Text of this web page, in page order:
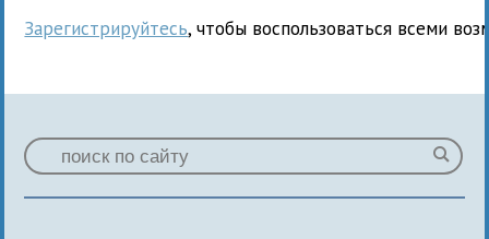
Зарегистрируйтесь, чтобы воспользоваться всеми